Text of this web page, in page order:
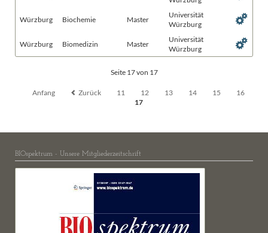
Würzburg Biochemie Master
Universität
Würzburg
Würzburg Biomedizin Master
Universität
Würzburg
Seite 17 von 17
Anfang Zurück 11 12 13 14 15
16
17
BIOspektrum - Unsere Mitgliederzeitschrift